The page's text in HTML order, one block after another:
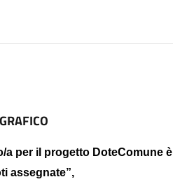
a per il progetto DoteComune è
assegnate”,